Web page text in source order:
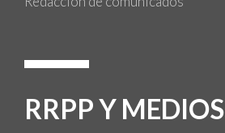
RRPP Y MEDIOS